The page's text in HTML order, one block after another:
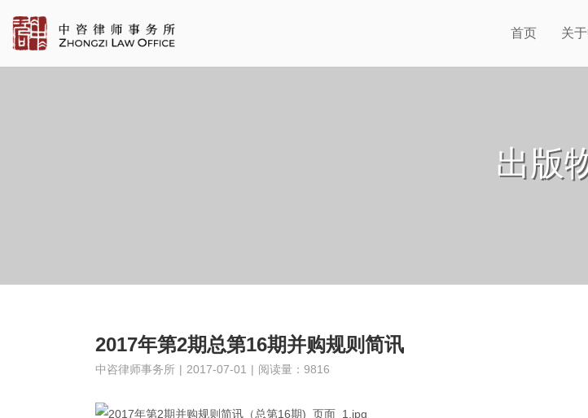
首页 关
出版
2017年第2期总第16期并购规则简讯
中咨律师事务所 | 2017-07-01 | 阅读量：9816